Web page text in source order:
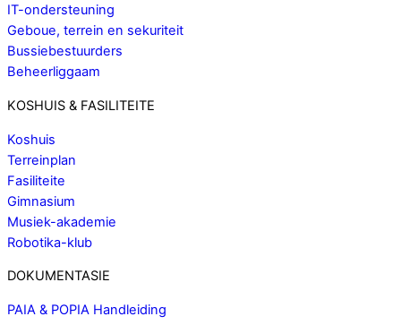
IT-ondersteuning
Geboue, terrein en sekuriteit
Bussiebestuurders
Beheerliggaam
KOSHUIS & FASILITEITE
Koshuis
Terreinplan
Fasiliteite
Gimnasium
Musiek-akademie
Robotika-klub
DOKUMENTASIE
PAIA & POPIA Handleiding